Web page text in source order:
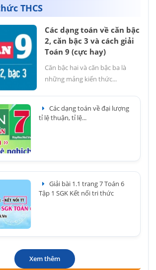
THCS
Các dạng toán về căn bậc
2, căn bậc 3 và cách giải
Toán 9 (cực hay)
Căn bậc hai và căn bậc ba là
những mảng kiến thức...
Các dạng toán về đại lượng
tỉ lệ thuận, tỉ lệ...
Giải bài 1.1 trang 7 Toán 6
Tập 1 SGK Kết nối tri thức
Xem thêm